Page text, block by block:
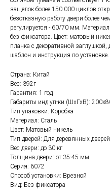
защелок более 150 000 циклов
безотказную работу двери более
регулируется - 60/70 мм.
без фиксатора. Цвет: матовый
планка с декоративной
шаблон и инструкция по установке.
Страна: Китай
Вес: 392г
Гарантия: 1 год
Габариты инд уп-ки (ШхГхВ):
Тип упаковки: Коробка
Материал: Сталь
Цвет: Матовый никель
Тип дверей: Для деревянных дверей
Вес двери: до 30 кг
Толщина двери: от 35-45 мм
Серия: 6072
Способ установки: Врезной
Вид: Без фиксатора